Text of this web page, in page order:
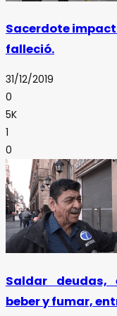
Sacerdote
falleció.
31/12/2019
0
5K
1
0
Saldar
beber y fumar,